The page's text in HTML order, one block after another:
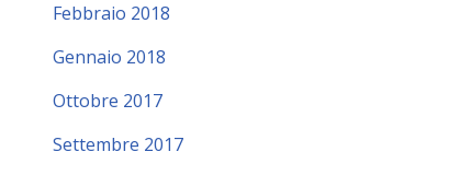
Febbraio 2018
Gennaio 2018
Ottobre 2017
Settembre 2017